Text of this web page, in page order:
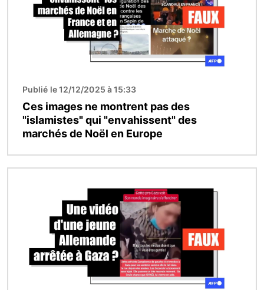
Publié le 12/12/2025 à 15:33
Ces images ne montrent pas des
"islamistes" qui "envahissent" des
marchés de Noël en Europe